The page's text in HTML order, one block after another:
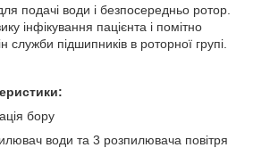
подачі води і безпосередньо ротор.
інфікування пацієнта і помітно
служби підшипників в роторної групі.
бору
води та 3 розпилювача повітря